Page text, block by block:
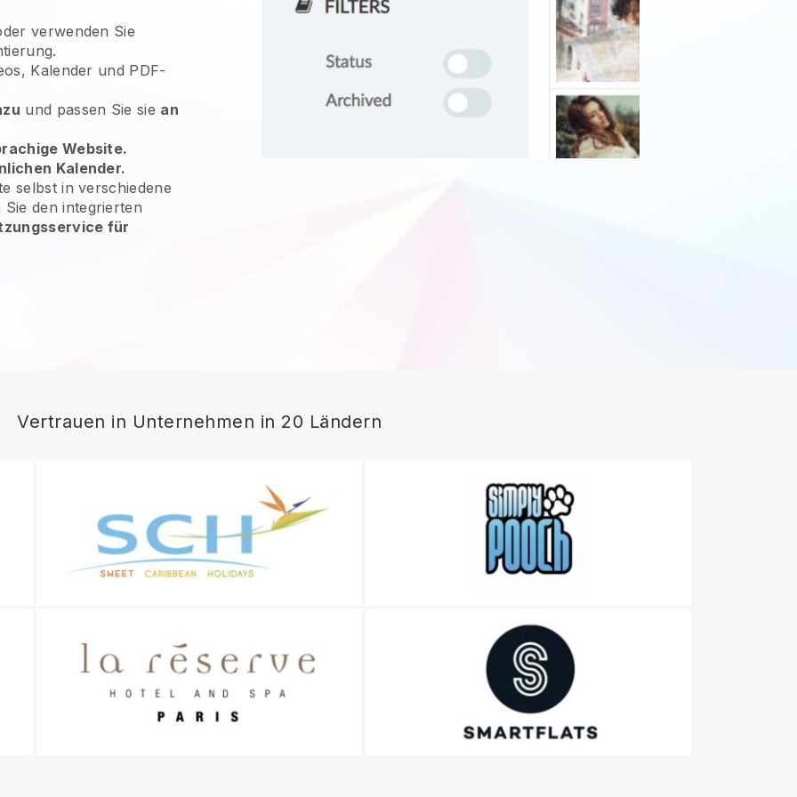
verwenden Sie
Kalender und PDF-
und passen Sie sie an
Website.
Kalender.
selbst in verschiedene
den integrierten
für
Vertrauen in Unternehmen in 20 Ländern